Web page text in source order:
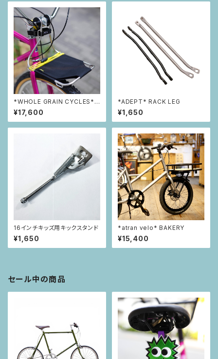
*WHOLE GRAIN CYCLES* J
ack The Bike Rack
¥17,600
*ADEPT* RACK LEG
¥1,650
16インチキッズ用キックスタンド
¥1,650
*atran velo* BAKERY
¥15,400
セール中の商品